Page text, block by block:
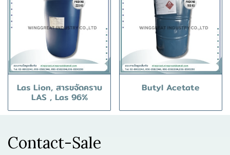
Las Lion, สารขจัดคราบ
LAS , Las 96%
Butyl Acetate
Contact-Sale